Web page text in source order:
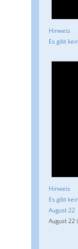
Hinweis
Es gibt
Hinweis
Es gibt
August 22
August 22